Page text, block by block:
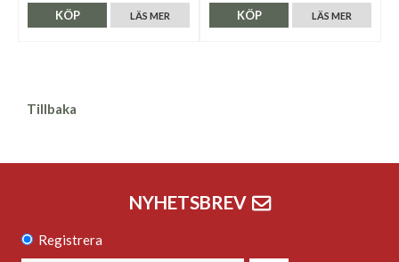
LÄS MER
KÖP LÄS MER
KÖP
Tillbaka
NYHETSBREV
Registrera